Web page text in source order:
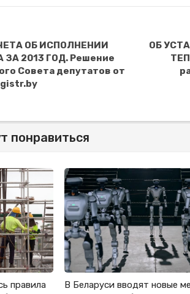
ОБ ИСПОЛНЕНИИ
2013 ГОД. Решение
Совета депутатов от
ОБ
понравиться
правила
В Беларуси вводят новые